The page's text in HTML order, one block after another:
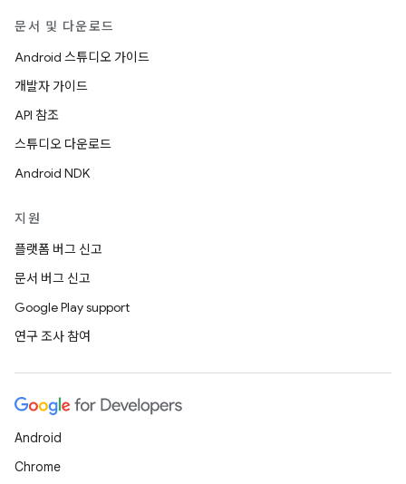
문서 및 다운로드
Android 스튜디오 가이드
개발자 가이드
API 참조
스튜디오 다운로드
Android NDK
지원
플랫폼 버그 신고
문서 버그 신고
Google Play support
연구 조사 참여
Android
Chrome